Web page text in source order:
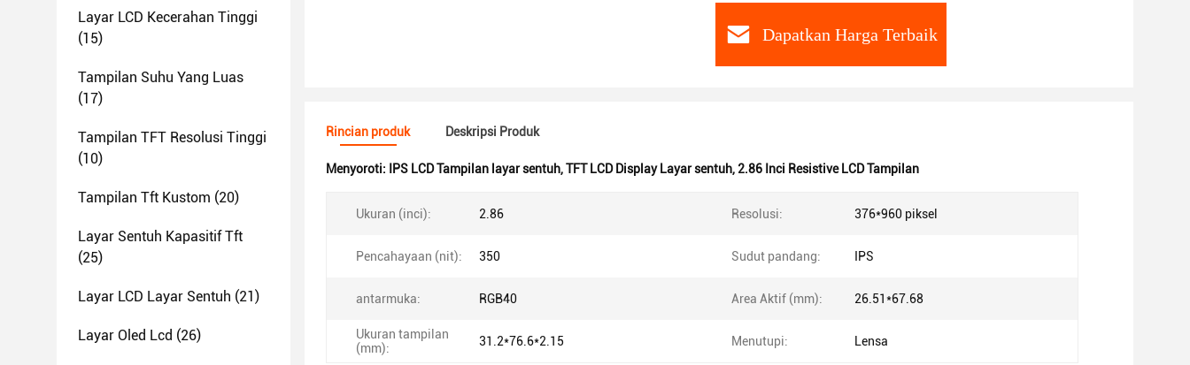
Layar LCD Kecerahan Tinggi
(15)
Tampilan Suhu Yang Luas
(17)
Tampilan TFT Resolusi Tinggi
(10)
Tampilan Tft Kustom (20)
Layar Sentuh Kapasitif Tft
(25)
Layar LCD Layar Sentuh (21)
Layar Oled Lcd (26)
Dapatkan Harga Terbaik
Rincian produk Deskripsi Produk
Menyoroti: IPS LCD Tampilan layar sentuh,TFT LCD Display Layar sentuh, 2.86 Inci Resistive LCD Tampilan
Ukuran (inci): 2.86 Resolusi: 376*960 piksel
Pencahayaan (nit): 350 Sudut pandang: IPS
antarmuka: RGB40 Area Aktif (mm): 26.51*67.68
Ukuran tampilan
(mm):
31.2*76.6*2.15 Menutupi: Lensa